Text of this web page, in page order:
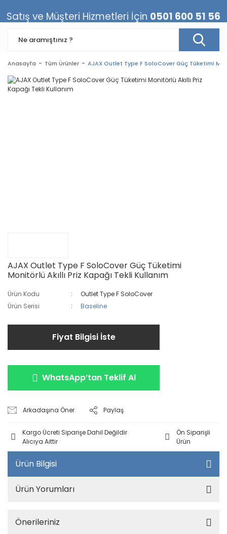
Anasayfa Tüm Ürünler AJAX Outlet Type F SoloCover Güç Tüketimi
AJAX Outlet Type F SoloCover Güç Tüketimi
Monitörlü Akıllı Priz Kapağı Tekli Kullanım
Ürün Kodu
Outlet Type F SoloCover
Ürün Serisi
Baseline
Fiyat Bilgisi İste
WhatsApp’tan Teklif Al
Arkadaşına Öner Paylaş
Kargo Ücreti Siparişe Dahil Değildir
Alıcıya Aittir
Ön Siparişli
Ürün
Ürün Bilgisi
Ürün Yorumları
Önerileriniz
Satış ve Müşteri Hizmetleri İçin 0501 600 51 56